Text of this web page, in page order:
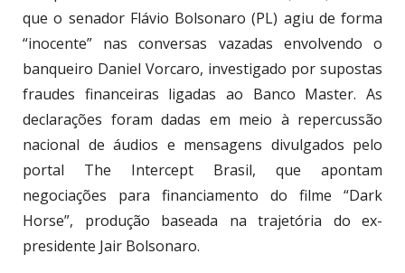
que o senador Flávio Bolsonaro (PL) agiu de forma
“inocente” nas conversas vazadas envolvendo o
banqueiro Daniel Vorcaro, investigado por supostas
fraudes financeiras ligadas ao Banco Master. As
declarações foram dadas em meio à repercussão
nacional de áudios e mensagens divulgados pelo
portal The Intercept Brasil, que apontam
negociações para financiamento do filme “Dark
Horse”, produção baseada na trajetória do ex-
presidente Jair Bolsonaro.